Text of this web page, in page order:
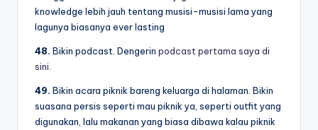
knowledge lebih jauh tentang musisi-musisi lama yang
lagunya biasanya ever lasting
48. Bikin podcast. Dengerin podcast pertama saya di
sini.
49. Bikin acara piknik bareng keluarga di halaman. Bikin
suasana persis seperti mau piknik ya, seperti outfit yang
digunakan, lalu makanan yang biasa dibawa kalau piknik